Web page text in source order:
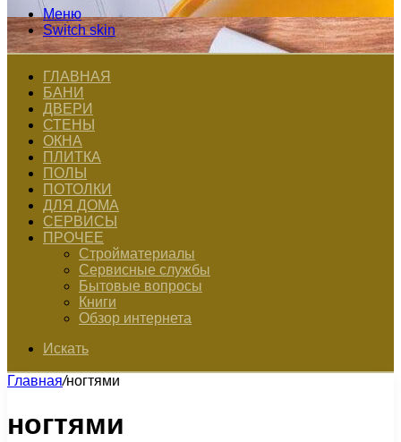
Меню
Switch skin
ГЛАВНАЯ
БАНИ
ДВЕРИ
СТЕНЫ
ОКНА
ПЛИТКА
ПОЛЫ
ПОТОЛКИ
ДЛЯ ДОМА
СЕРВИСЫ
ПРОЧЕЕ
Стройматериалы
Сервисные службы
Бытовые вопросы
Книги
Обзор интернета
Искать
Главная/ногтями
ногтями